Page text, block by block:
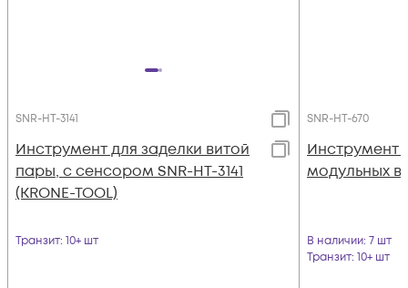
SNR-HT-3141
Инструмент для заделки витой
пары, с сенсором SNR-HT-3141
(KRONE-TOOL)
Транзит: 10+ шт
SNR-HT-670
Инструмент
модульных
В наличии: 7 шт
Транзит: 10+ шт